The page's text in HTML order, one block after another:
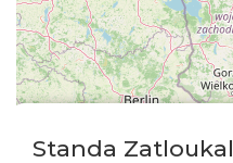
Standa Zatloukal